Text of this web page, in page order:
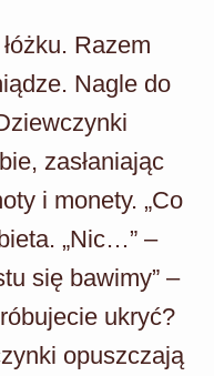
Razem
Nagle do
zasłaniając
i monety. „Co
„Nic…” –
się bawimy” –
ukryć?
opuszczają